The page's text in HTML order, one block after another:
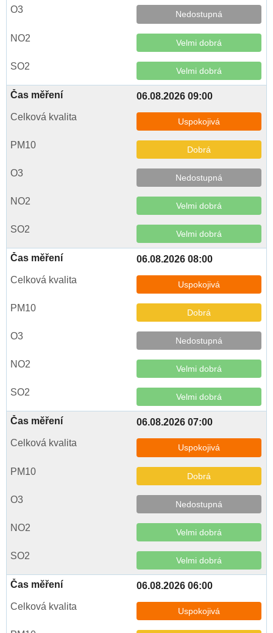
Nedostupná
Velmi dobrá
Velmi dobrá
06.08.2026 09:00
Uspokojivá
Dobrá
Nedostupná
Velmi dobrá
Velmi dobrá
06.08.2026 08:00
Uspokojivá
Dobrá
Nedostupná
Velmi dobrá
Velmi dobrá
06.08.2026 07:00
Uspokojivá
Dobrá
Nedostupná
Velmi dobrá
Velmi dobrá
06.08.2026 06:00
Uspokojivá